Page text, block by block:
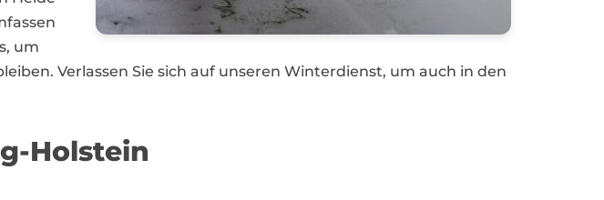
um
Verlassen Sie sich auf unseren Winterdienst, um auch in den
Holstein